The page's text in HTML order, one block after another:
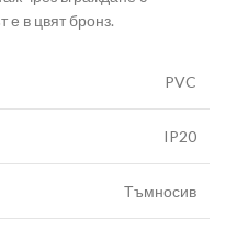
в цвят бронз.
PVC
IP20
Тъмносив